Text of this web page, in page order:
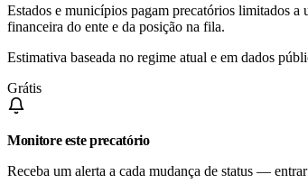
Estados e municípios pagam precatórios limitados
financeira do ente e da posição na fila.
Estimativa baseada no regime atual e em dados
Grátis
Monitore este precatório
Receba um alerta a cada mudança de status —